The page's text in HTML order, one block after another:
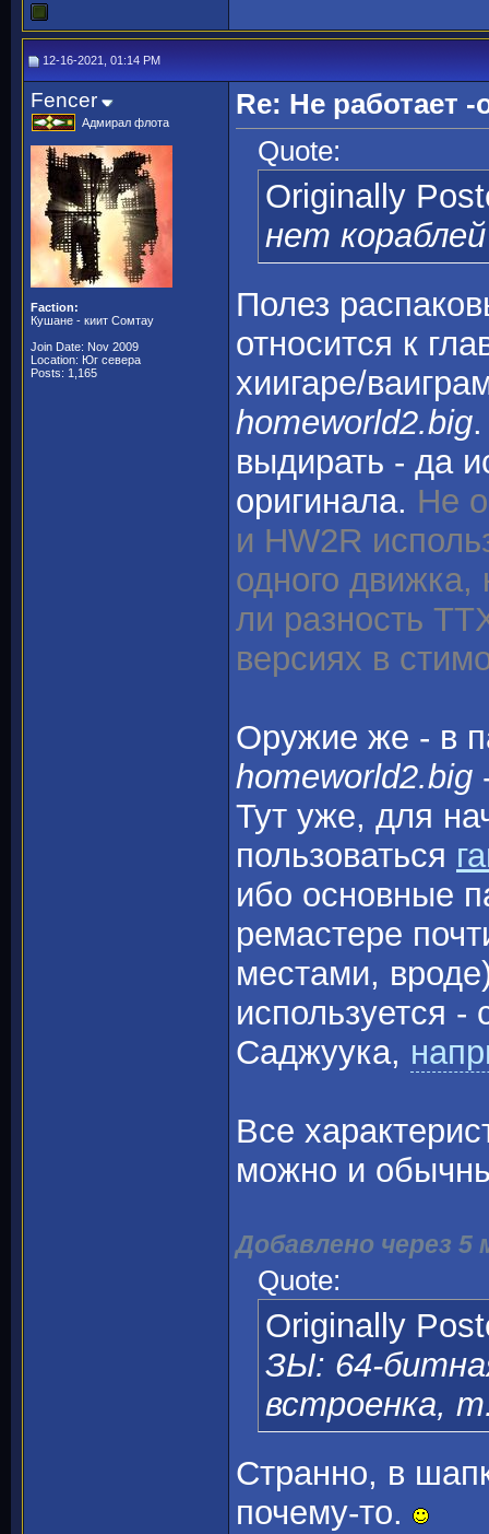
12-16-2021, 01:14 PM
Fencer
Адмирал флота
Faction:
Кушане - киит Сомтау
Join Date: Nov 2009
Location: Юг севера
Posts: 1,165
Re: Не работает
Quote:
Originally
нет
Полез
относится к
хиигаре/
homeworld2.big
выдирать - да
оригинала. Не
и HW2R
одного
ли разность
версиях в
Оружие же - в
homeworld2.big
Тут уже, для
пользоваться
ибо основные
ремастере
местами,
используется
Саджуука,
Все
можно и
Добавлено через 5
Quote:
Originally
ЗЫ: 64-
встроенка,
Странно, в
почему-то.